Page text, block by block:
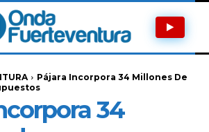
Pájara Incorpora 34 Millones De
34